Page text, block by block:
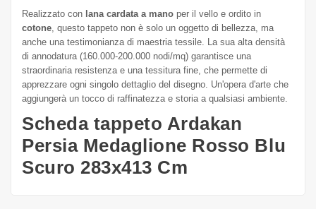
Realizzato con lana cardata a mano per il vello e ordito in
cotone, questo tappeto non è solo un oggetto di bellezza, ma
anche una testimonianza di maestria tessile. La sua alta densità
di annodatura (160.000-200.000 nodi/mq) garantisce una
straordinaria resistenza e una tessitura fine, che permette di
apprezzare ogni singolo dettaglio del disegno. Un'opera d'arte che
aggiungerà un tocco di raffinatezza e storia a qualsiasi ambiente.
Scheda tappeto Ardakan
Persia Medaglione Rosso Blu
Scuro 283x413 Cm